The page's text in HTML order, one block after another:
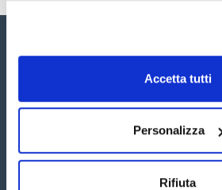
Accetta tutti
Personalizza
Rifiuta